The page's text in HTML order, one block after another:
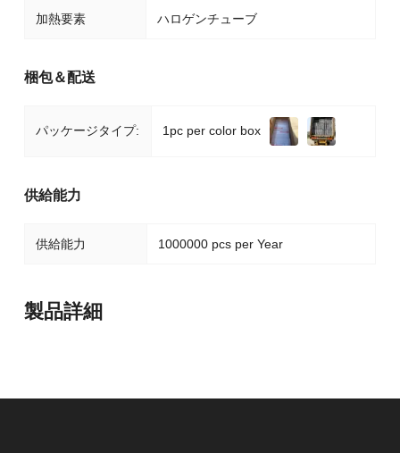
加熱要素 ハロゲンチューブ
梱包＆配送
パッケージタイプ: 1pc per color box
供給能力
供給能力 1000000 pcs per Year
製品詳細